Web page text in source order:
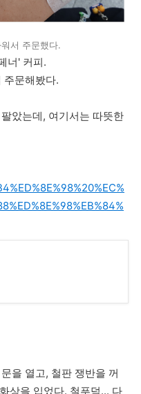
서 주문했다.
너' 커피.
주문해봤다.
았는데, 여기서는 따뜻한
을 열고, 철판 쟁반을 꺼
상을 입었다. 철푸덕... 다